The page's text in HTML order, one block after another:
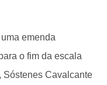
emenda
o fim da escala
Sóstenes Cavalcante